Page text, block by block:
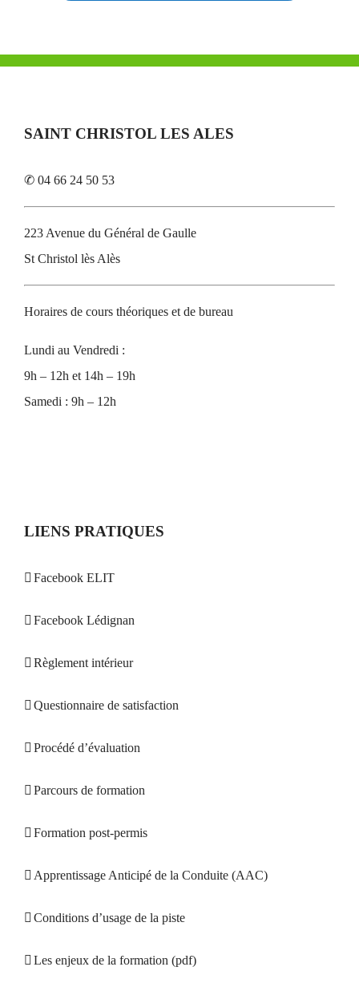
SAINT CHRISTOL LES ALES
✆ 04 66 24 50 53
223 Avenue du Général de Gaulle
St Christol lès Alès
Horaires de cours théoriques et de bureau
Lundi au Vendredi :
9h – 12h et 14h – 19h
Samedi : 9h – 12h
LIENS PRATIQUES
Facebook ELIT
Facebook Lédignan
Règlement intérieur
Questionnaire de satisfaction
Procédé d’évaluation
Parcours de formation
Formation post-permis
Apprentissage Anticipé de la Conduite (AAC)
Conditions d’usage de la piste
Les enjeux de la formation (pdf)